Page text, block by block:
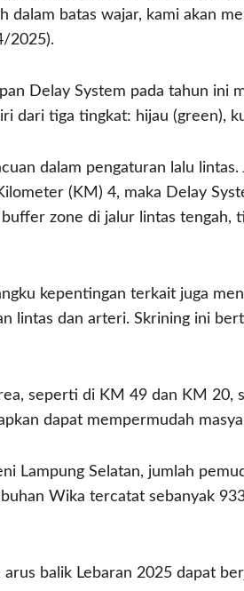
dalam batas wajar, kami akan
2025).
Delay System pada tahun ini
dari tiga tingkat: hijau (green),
dalam pengaturan lalu
(KM) 4, maka Delay
zone di jalur lintas tengah,
kepentingan terkait juga
lintas dan arteri. Skrining ini
seperti di KM 49 dan KM 20,
dapat mempermudah
Lampung Selatan, jumlah
Wika tercatat sebanyak
balik Lebaran 2025 dapat